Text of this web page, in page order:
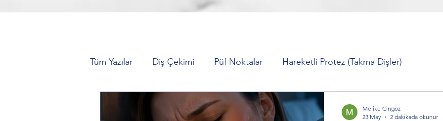
Tüm Yazılar Diş Çekimi Püf Noktalar Hareketli Protez (Takma Dişler)
Hareketli Protez (Takma Dişler) Diş Sıkma Tedavisi (Bruksizm)
Melike Cingöz
23 May
2 dakikada okunur